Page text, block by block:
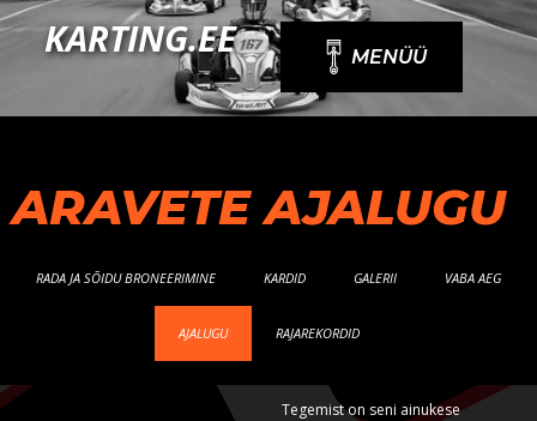
Skip
to
contentKARTING.EE MENÜÜ
ARAVETE AJALUGU
RADA JA SÕIDU BRONEERIMINE KARDID GALERII VABA AEG
AJALUGU RAJAREKORDID
Tegemist on seni ainukese